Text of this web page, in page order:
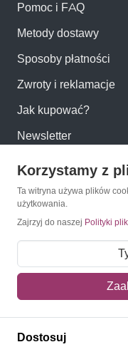
Pomoc i FAQ
Metody dostawy
Sposoby płatności
Zwroty i reklamacje
Jak kupować?
Newsletter
Konto
Moje konto
Moje zamówienia
Mój koszyk
Adres dostawy
Polecamy
Korzystamy z
Ta witryna używa plików
użytkowania.
Zajrzyj do naszej Polityki
Dostosuj